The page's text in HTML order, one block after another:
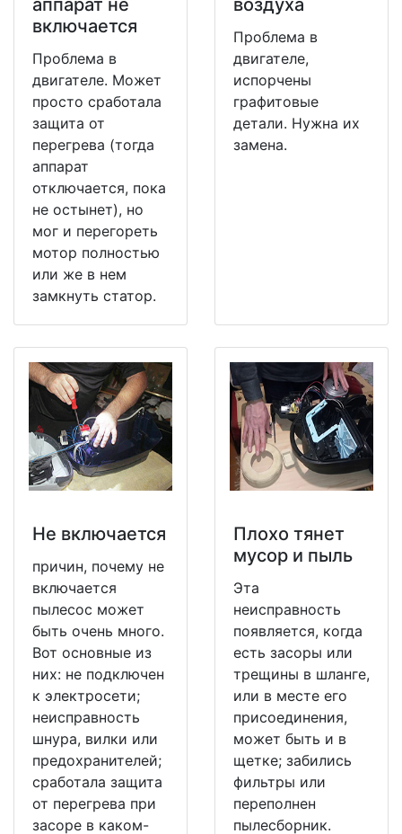
аппарат не
включается
Проблема в
двигателе. Может
просто сработала
защита от
перегрева (тогда
аппарат
отключается, пока
не остынет), но
мог и перегореть
мотор полностью
или же в нем
замкнуть статор.
воздуха
Проблема в
двигателе,
испорчены
графитовые
детали. Нужна их
замена.
Не включается
причин, почему не
включается
пылесос может
быть очень много.
Вот основные из
них: не подключен
к электросети;
неисправность
шнура, вилки или
предохранителей;
сработала защита
от перегрева при
засоре в каком-
Плохо тянет
мусор и пыль
Эта
неисправность
появляется, когда
есть засоры или
трещины в шланге,
или в месте его
присоединения,
может быть и в
щетке; забились
фильтры или
переполнен
пылесборник.